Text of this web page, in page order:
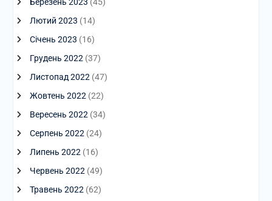
Лютий 2023 (14)
Січень 2023 (16)
Грудень 2022 (37)
Листопад 2022 (47)
Жовтень 2022 (22)
Вересень 2022 (34)
Серпень 2022 (24)
Липень 2022 (16)
Червень 2022 (49)
Травень 2022 (62)